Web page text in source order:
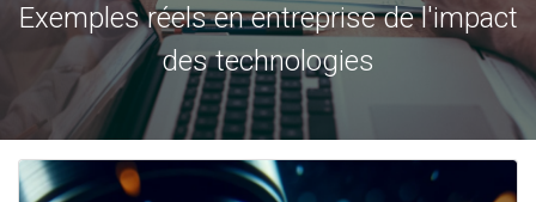
Exemples réels en entreprise de l'impact
des technologies